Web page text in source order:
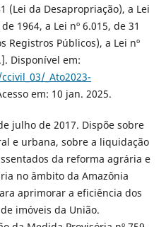
(Lei da Desapropriação), a Lei
1964, a Lei nº 6.015, de 31
Registros Públicos), a Lei nº
Disponível em:
_Ato2023-
em: 10 jan. 2025.
julho de 2017. Dispõe sobre
e urbana, sobre a liquidação
da reforma agrária e
no âmbito da Amazônia
aprimorar a eficiência dos
imóveis da União.